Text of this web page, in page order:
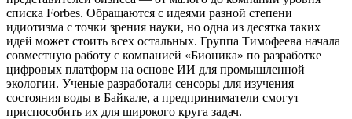
списка Forbes. Обращаются с идеями разной степени
идиотизма с точки зрения науки, но одна из десятка таких
идей может стоить всех остальных. Группа Тимофеева начала
совместную работу с компанией «Бионика» по разработке
цифровых платформ на основе ИИ для промышленной
экологии. Ученые разработали сенсоры для изучения
состояния воды в Байкале, а предприниматели смогут
приспособить их для широкого круга задач.